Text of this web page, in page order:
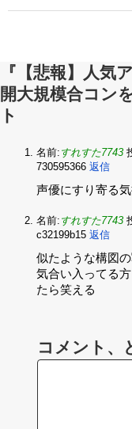
『【悲報】人気
開大規模合コン
ト
名前: すれすた7743
730595366 返信
声優にすり寄る
名前: すれすた7743
c32199b15 返信
似たような構図
気合い入ってる
たら笑える
コメント、